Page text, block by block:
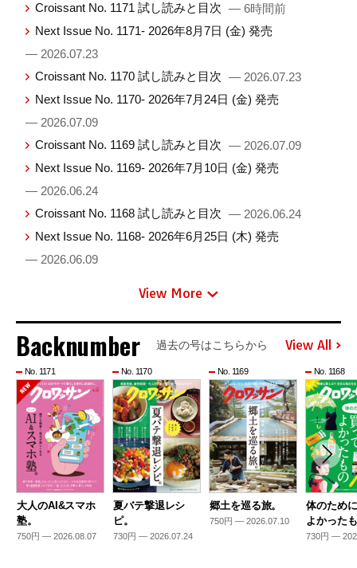
Croissant No. 1171 試し読みと目次 — 6時間前
Next Issue No. 1171- 2026年8月7日 (金) 発売
— 2026.07.23
Croissant No. 1170 試し読みと目次 — 2026.07.23
Next Issue No. 1170- 2026年7月24日 (金) 発売
— 2026.07.09
Croissant No. 1169 試し読みと目次 — 2026.07.09
Next Issue No. 1169- 2026年7月10日 (金) 発売
— 2026.06.24
Croissant No. 1168 試し読みと目次 — 2026.06.24
Next Issue No. 1168- 2026年6月25日 (木) 発売
— 2026.06.09
View More
Backnumber 過去の号はこちらから View All
No. 1171
大人のAI&スマホ
塾。
750円 — 2026.08.07
No. 1170
夏バテ撃退レシ
ピ。
730円 — 2026.07.24
No. 1169
郷土を巡る旅。
750円 — 2026.07.10
No. 1168
体のため
よかった
730円 —